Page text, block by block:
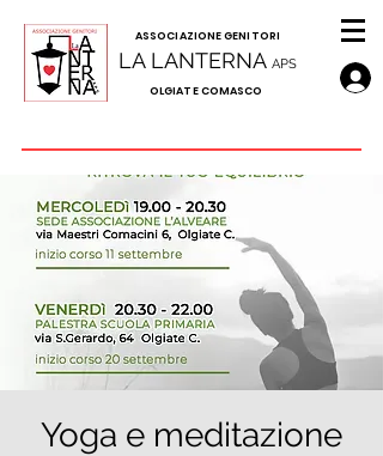
LA LANTERNA APS
ASSOCIAZIONE GENITORI
OLGIATE COMASCO
Yoga e meditazione